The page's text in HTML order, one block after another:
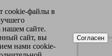
cookie-файлы в
нашем сайте.
сайт, вы
нами cookie-
Согласен